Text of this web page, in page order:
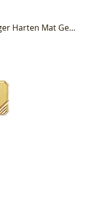
Sialia 40.06004 - 14K Graveerhanger Harten Mat Gediamanteerd